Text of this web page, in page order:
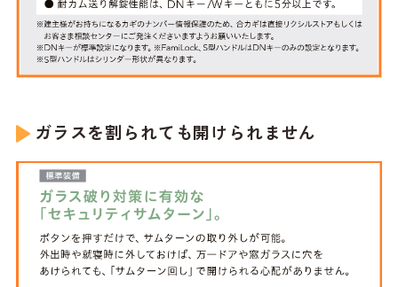
ガラスを割られても開けられません